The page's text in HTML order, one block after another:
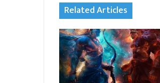
Related Articles